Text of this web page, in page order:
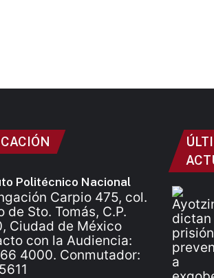
Politécnico Nacional
Carpio 475, col.
de Sto. Tomás, C.P.
Ciudad de México
con la Audiencia:
4000. Conmutador: